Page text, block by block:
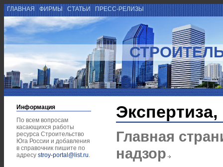
ГЛАВНАЯ ФИРМЫ СТАТЬИ ПРЕСС-РЕЛИЗЫ
Информация
По всем вопросам
касающихся работы
ресурса Строительство
Юга России и добавления
в справочник пишите по
адресу stroy-portal@list.ru.
Главная
надзор